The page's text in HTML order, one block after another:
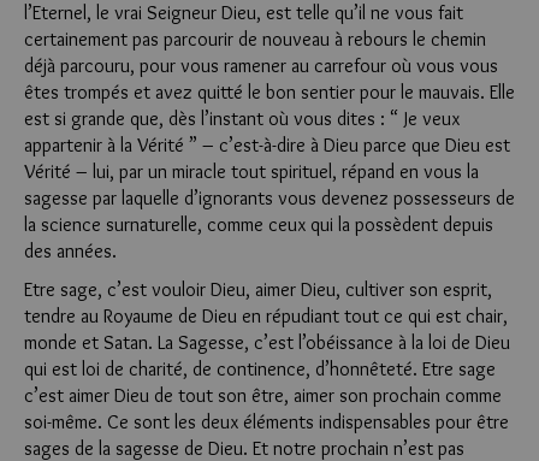
l’Eternel, le vrai Seigneur Dieu, est telle qu’il ne vous fait
certainement pas parcourir de nouveau à rebours le chemin
déjà parcouru, pour vous ramener au carrefour où vous vous
êtes trompés et avez quitté le bon sentier pour le mauvais. Elle
est si grande que, dès l’instant où vous dites : “ Je veux
appartenir à la Vérité ” – c’est-à-dire à Dieu parce que Dieu est
Vérité – lui, par un miracle tout spirituel, répand en vous la
sagesse par laquelle d’ignorants vous devenez possesseurs de
la science surnaturelle, comme ceux qui la possèdent depuis
des années.
Etre sage, c’est vouloir Dieu, aimer Dieu, cultiver son esprit,
tendre au Royaume de Dieu en répudiant tout ce qui est chair,
monde et Satan. La Sagesse, c’est l’obéissance à la loi de Dieu
qui est loi de charité, de continence, d’honnêteté. Etre sage
c’est aimer Dieu de tout son être, aimer son prochain comme
soi-même. Ce sont les deux éléments indispensables pour être
sages de la sagesse de Dieu. Et notre prochain n’est pas